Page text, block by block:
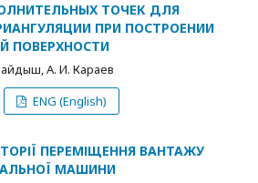
ТОЧЕК ДЛЯ
ПРИ ПОСТРОЕНИИ
ПОВЕРХНОСТИ
А. И. Караев
ENG (English)
ПЕРЕМІЩЕННЯ ВАНТАЖУ
МАШИНИ